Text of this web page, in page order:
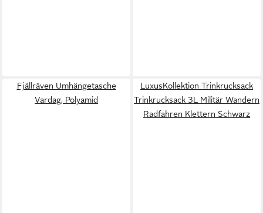
Fjällräven Umhängetasche
Vardag, Polyamid
LuxusKollektion Trinkrucksack
Trinkrucksack 3L Militär Wandern
Radfahren Klettern Schwarz